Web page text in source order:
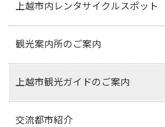
上越市内レンタサイクルスポット
観光案内所のご案内
上越市観光ガイドのご案内
交流都市紹介